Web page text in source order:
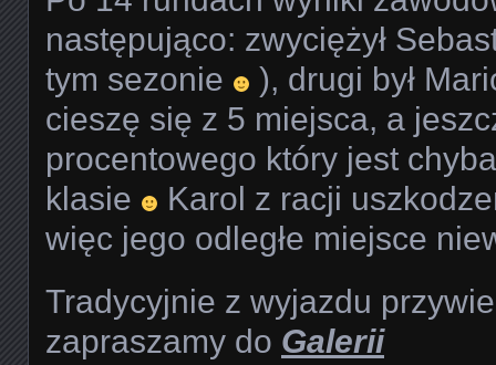
następująco: zwyciężył
tym sezonie
), drugi był
cieszę się z 5 miejsca, a
procentowego który jest
klasie
Karol z racji
więc jego odległe miejsce
Tradycyjnie z wyjazdu
zapraszamy do Galerii